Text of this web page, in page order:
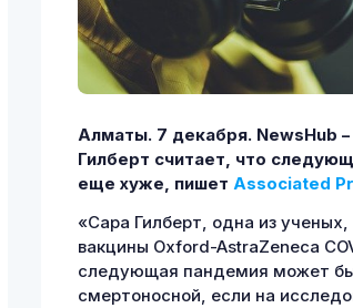
Алматы. 7 декабря. NewsHub
Гилберт считает, что
еще хуже, пишет Associated
«Сара Гилберт, одна из
вакцины Oxford-AstraZeneca
следующая пандемия может
смертоносной, если на